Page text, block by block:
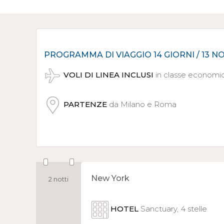
PROGRAMMA DI VIAGGIO 14 GIORNI / 13
VOLI DI LINEA INCLUSI in classe
PARTENZE da Milano e Roma
2 notti New York
HOTEL Sanctuary, 4 stelle